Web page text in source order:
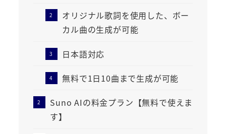
オリジナル歌詞を使用した、ボー
カル曲の生成が可能
日本語対応
無料で1日10曲まで生成が可能
Suno AIの料金プラン【無料で使えま
す】